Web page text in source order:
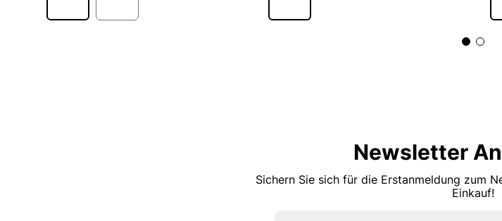
Newsletter
Sichern Sie sich für die Erstanmeldung zum
Einkauf!